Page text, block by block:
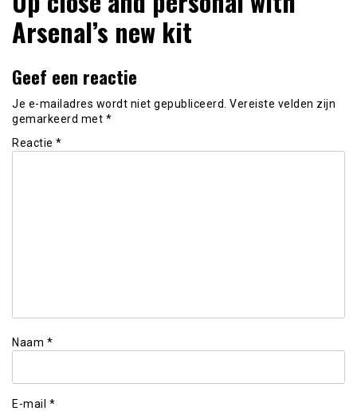
Arsenal’s new kit
Geef een reactie
Je e-mailadres wordt niet gepubliceerd. Vereiste velden zijn
gemarkeerd met *
Reactie *
Naam *
E-mail *